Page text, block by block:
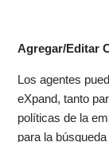
Agregar/Editar
Los agentes
eXpand, tanto
políticas de la
para la